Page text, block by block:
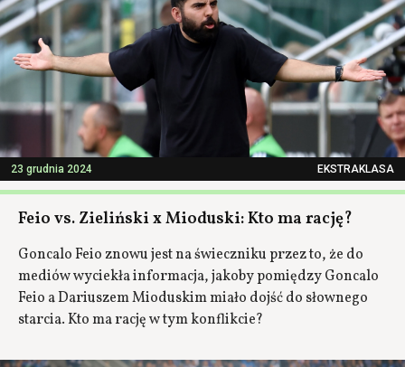
23 grudnia 2024 EKSTRAKLASA
Feio vs. Zieliński x Mioduski: Kto ma rację?
Goncalo Feio znowu jest na świeczniku przez to, że do
mediów wyciekła informacja, jakoby pomiędzy Goncalo
Feio a Dariuszem Mioduskim miało dojść do słownego
starcia. Kto ma rację w tym konflikcie?